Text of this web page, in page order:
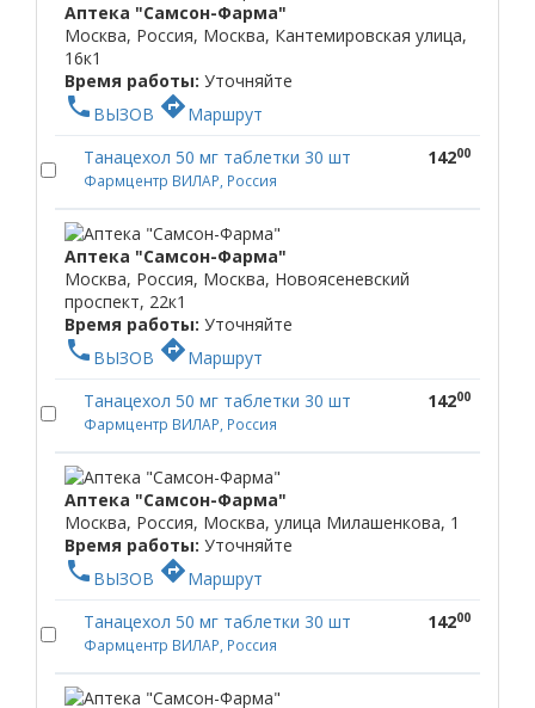
Аптека "Самсон-Фарма"
Москва, Россия, Москва, Кантемировская улица,
16к1
Время работы: Уточняйте
phone ВЫЗОВ directionsМаршрут
Танацехол 50 мг таблетки 30 шт
Фармцентр ВИЛАР, Россия
14200
Аптека "Самсон-Фарма"
Москва, Россия, Москва, Новоясеневский
проспект, 22к1
Время работы: Уточняйте
phone ВЫЗОВ directionsМаршрут
Танацехол 50 мг таблетки 30 шт
Фармцентр ВИЛАР, Россия
14200
Аптека "Самсон-Фарма"
Москва, Россия, Москва, улица Милашенкова, 1
Время работы: Уточняйте
phone ВЫЗОВ directionsМаршрут
Танацехол 50 мг таблетки 30 шт
Фармцентр ВИЛАР, Россия
14200